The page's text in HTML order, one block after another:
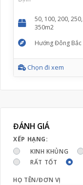
50, 100, 200, 250,
350m2
Hướng Đông Bắc
Chọn đi xem
ĐÁNH GIÁ
XẾP HẠNG:
KINH KHỦNG
RẤT TỐT
HỌ TÊN/ĐƠN VỊ